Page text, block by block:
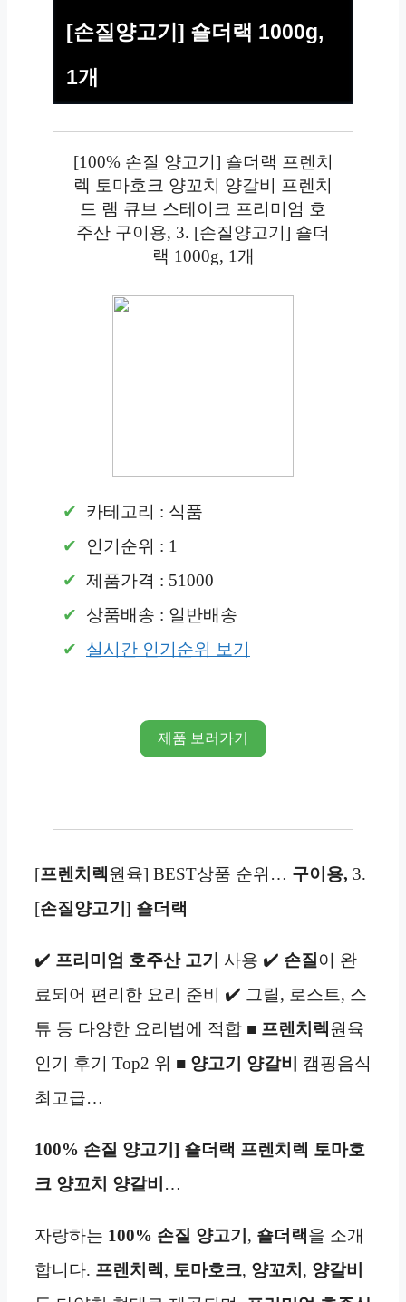
[손질양고기] 숄더랙 1000g,
1개
[100% 손질 양고기] 숄더랙 프렌치
렉 토마호크 양꼬치 양갈비 프렌치
드 램 큐브 스테이크 프리미엄 호
주산 구이용, 3. [손질양고기] 숄더
랙 1000g, 1개
카테고리 : 식품
인기순위 : 1
제품가격 : 51000
상품배송 : 일반배송
실시간 인기순위 보기
제품 보러가기
[프렌치렉 원육] BEST상품 순위… 구이용, 3.
[손질양고기] 숄더랙
✔️ 프리미엄 호주산 고기 사용 ✔️ 손질 이 완
료되어 편리한 요리 준비 ✔️ 그릴, 로스트, 스
튜 등 다양한 요리법에 적합 ■ 프렌치렉 원육
인기 후기 Top2 위 ■ 양고기 양갈비
캠핑음식
최고급…
100% 손질 양고기] 숄더랙 프렌치렉 토마호
크 양꼬치 양갈비 …
자랑하는 100% 손질 양고기 , 숄더랙을 소개
합니다. 프렌치렉 , 토마호크, 양꼬치 , 양갈비